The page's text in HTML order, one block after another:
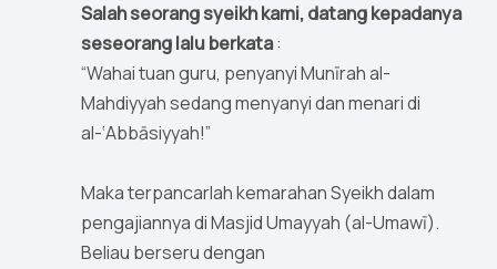
Salah seorang syeikh kami, datang kepadanya
seseorang lalu berkata:
“Wahai tuan guru, penyanyi Munīrah al-
Mahdiyyah sedang menyanyi dan menari di
al-‘Abbāsiyyah!”
Maka terpancarlah kemarahan Syeikh dalam
pengajiannya di Masjid Umayyah (al-Umawī).
Beliau berseru dengan